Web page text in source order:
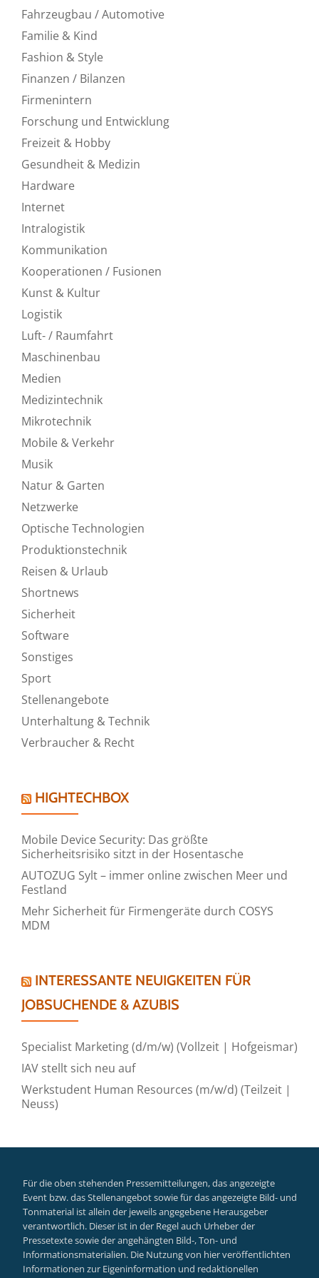
Fahrzeugbau / Automotive
Familie & Kind
Fashion & Style
Finanzen / Bilanzen
Firmenintern
Forschung und Entwicklung
Freizeit & Hobby
Gesundheit & Medizin
Hardware
Internet
Intralogistik
Kommunikation
Kooperationen / Fusionen
Kunst & Kultur
Logistik
Luft- / Raumfahrt
Maschinenbau
Medien
Medizintechnik
Mikrotechnik
Mobile & Verkehr
Musik
Natur & Garten
Netzwerke
Optische Technologien
Produktionstechnik
Reisen & Urlaub
Shortnews
Sicherheit
Software
Sonstiges
Sport
Stellenangebote
Unterhaltung & Technik
Verbraucher & Recht
HIGHTECHBOX
Mobile Device Security: Das größte
Sicherheitsrisiko sitzt in der Hosentasche
AUTOZUG Sylt – immer online zwischen Meer und
Festland
Mehr Sicherheit für Firmengeräte durch COSYS
MDM
INTERESSANTE NEUIGKEITEN FÜR
JOBSUCHENDE & AZUBIS
Specialist Marketing (d/m/w) (Vollzeit | Hofgeismar)
IAV stellt sich neu auf
Werkstudent Human Resources (m/w/d) (Teilzeit |
Neuss)
Für die oben stehenden Pressemitteilungen, das angezeigte
Event bzw. das Stellenangebot sowie für das angezeigte Bild- und
Tonmaterial ist allein der jeweils angegebene Herausgeber
verantwortlich. Dieser ist in der Regel auch Urheber der
Pressetexte sowie der angehängten Bild-, Ton- und
Informationsmaterialien. Die Nutzung von hier veröffentlichten
Informationen zur Eigeninformation und redaktionellen